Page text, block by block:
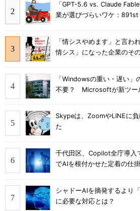
「GPT-5.6 vs. Claude
業が選びづらいワケ：891st
「情シスやめます」と言
情シス」になった企業のそ
「Windowsの重い・遅い」
不要？ Microsoftが新ツー
Skypeは、ZoomやLINEに
た
千代田区、Copilot全庁導
でAIを根付かせた定着の仕
シャドーAIを摘発するより
に必要な対応とは？